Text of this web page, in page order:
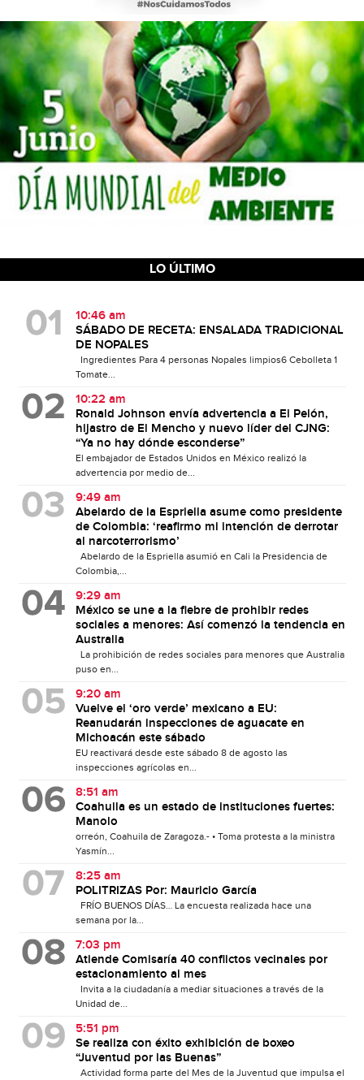
LO ÚLTIMO
10:46 am
SÁBADO DE RECETA: ENSALADA TRADICIONAL
DE NOPALES
Ingredientes Para 4 personas Nopales limpios6 Cebolleta 1
Tomate...
10:22 am
Ronald Johnson envía advertencia a El Pelón,
hijastro de El Mencho y nuevo líder del CJNG:
“Ya no hay dónde esconderse”
El embajador de Estados Unidos en México realizó la
advertencia por medio de...
9:49 am
Abelardo de la Espriella asume como presidente
de Colombia: ‘reafirmo mi intención de derrotar
al narcoterrorismo’
Abelardo de la Espriella asumió en Cali la Presidencia de
Colombia,...
9:29 am
México se une a la fiebre de prohibir redes
sociales a menores: Así comenzó la tendencia en
Australia
La prohibición de redes sociales para menores que Australia
puso en...
9:20 am
Vuelve el ‘oro verde’ mexicano a EU:
Reanudarán inspecciones de aguacate en
Michoacán este sábado
EU reactivará desde este sábado 8 de agosto las
inspecciones agrícolas en...
8:51 am
Coahuila es un estado de instituciones fuertes:
Manolo
orreón, Coahuila de Zaragoza.- • Toma protesta a la ministra
Yasmín...
8:25 am
POLITRIZAS Por: Mauricio García
FRÍO BUENOS DÍAS… La encuesta realizada hace una
semana por la...
7:03 pm
Atiende Comisaría 40 conflictos vecinales por
estacionamiento al mes
Invita a la ciudadanía a mediar situaciones a través de la
Unidad de...
5:51 pm
Se realiza con éxito exhibición de boxeo
“Juventud por las Buenas”
Actividad forma parte del Mes de la Juventud que impulsa el